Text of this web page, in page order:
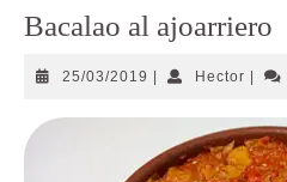
Bacalao al ajoarriero
25/03/2019 25/03/2019
HectorHector